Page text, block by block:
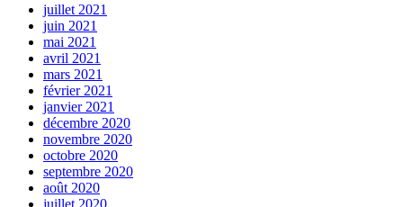
juillet 2021
juin 2021
mai 2021
avril 2021
mars 2021
février 2021
janvier 2021
décembre 2020
novembre 2020
octobre 2020
septembre 2020
août 2020
juillet 2020